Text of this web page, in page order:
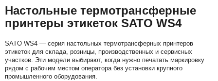
Настольные термотрансферные
принтеры этикеток SATO WS4
SATO WS4 — серия настольных термотрансферных принтеров
этикеток для склада, розницы, производственных и сервисных
участков. Эти модели выбирают, когда нужно печатать маркировку
рядом с рабочим местом оператора без установки крупного
промышленного оборудования.